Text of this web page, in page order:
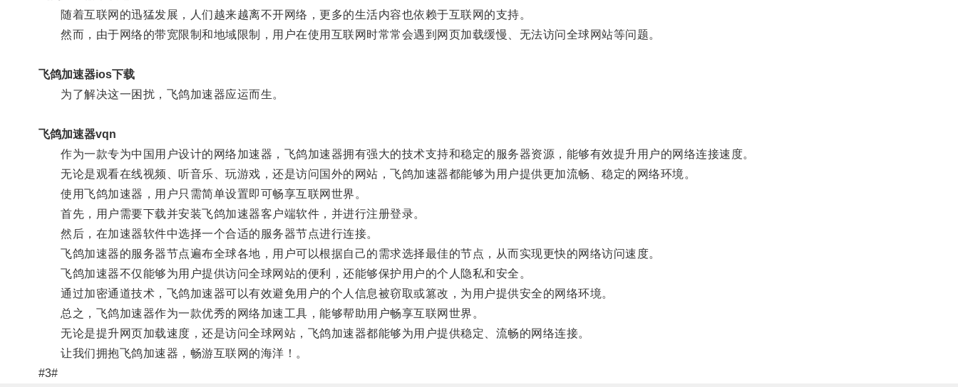
随着互联网的迅猛发展，人们越来越离不开网络，更多的生活内容也依赖于互联网的支持。
然而，由于网络的带宽限制和地域限制，用户在使用互联网时常常会遇到网页加载缓慢、无法访问全球网站等问题。
飞鸽加速器ios下载
为了解决这一困扰，飞鸽加速器应运而生。
飞鸽加速器vqn
作为一款专为中国用户设计的网络加速器，飞鸽加速器拥有强大的技术支持和稳定的服务器资源，能够有效提升用户的网络连接速度。
无论是观看在线视频、听音乐、玩游戏，还是访问国外的网站，飞鸽加速器都能够为用户提供更加流畅、稳定的网络环境。
使用飞鸽加速器，用户只需简单设置即可畅享互联网世界。
首先，用户需要下载并安装飞鸽加速器客户端软件，并进行注册登录。
然后，在加速器软件中选择一个合适的服务器节点进行连接。
飞鸽加速器的服务器节点遍布全球各地，用户可以根据自己的需求选择最佳的节点，从而实现更快的网络访问速度。
飞鸽加速器不仅能够为用户提供访问全球网站的便利，还能够保护用户的个人隐私和安全。
通过加密通道技术，飞鸽加速器可以有效避免用户的个人信息被窃取或篡改，为用户提供安全的网络环境。
总之，飞鸽加速器作为一款优秀的网络加速工具，能够帮助用户畅享互联网世界。
无论是提升网页加载速度，还是访问全球网站，飞鸽加速器都能够为用户提供稳定、流畅的网络连接。
让我们拥抱飞鸽加速器，畅游互联网的海洋！。
#3#